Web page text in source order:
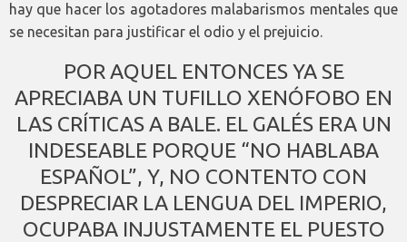
hay que hacer los agotadores malabarismos mentales que
se necesitan para justificar el odio y el prejuicio.
POR AQUEL ENTONCES YA SE
APRECIABA UN TUFILLO XENÓFOBO EN
LAS CRÍTICAS A BALE. EL GALÉS ERA UN
INDESEABLE PORQUE “NO HABLABA
ESPAÑOL”, Y, NO CONTENTO CON
DESPRECIAR LA LENGUA DEL IMPERIO,
OCUPABA INJUSTAMENTE EL PUESTO